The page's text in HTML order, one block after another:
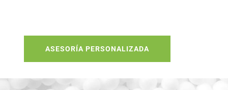
ASESORÍA PERSONALIZADA